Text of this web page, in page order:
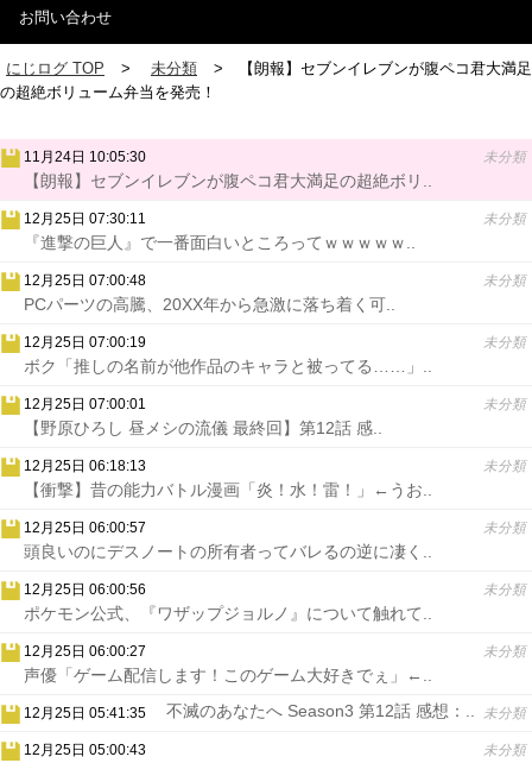
お問い合わせ
にじログ TOP 未分類
【朗報】セブンイレブンが腹ペコ君大満足
の超絶ボリューム弁当を発売！
11月24日 10:05:30 未分類
【朗報】セブンイレブンが腹ペコ君大満足の超絶ボリ..
12月25日 07:30:11 未分類
『進撃の巨人』で一番面白いところってｗｗｗｗｗ..
12月25日 07:00:48 未分類
PCパーツの高騰、20XX年から急激に落ち着く可..
12月25日 07:00:19 未分類
ボク「推しの名前が他作品のキャラと被ってる……」..
12月25日 07:00:01 未分類
【野原ひろし 昼メシの流儀 最終回】第12話 感..
12月25日 06:18:13 未分類
【衝撃】昔の能力バトル漫画「炎！水！雷！」←うお..
12月25日 06:00:57 未分類
頭良いのにデスノートの所有者ってバレるの逆に凄く..
12月25日 06:00:56 未分類
ポケモン公式、『ワザップジョルノ』について触れて..
12月25日 06:00:27 未分類
声優「ゲーム配信します！このゲーム大好きでぇ」←..
12月25日 05:41:35 未分類
不滅のあなたへ Season3 第12話 感想：..
12月25日 05:00:43 未分類